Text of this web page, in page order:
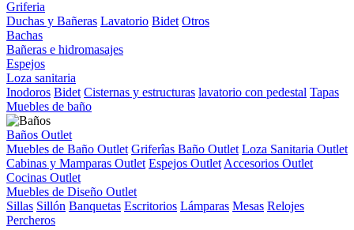
Griferia
Duchas y Bañeras Lavatorio Bidet Otros
Bachas
Bañeras e hidromasajes
Espejos
Loza sanitaria
Inodoros Bidet Cisternas y estructuras lavatorio con pedestal Tapas
Muebles de baño
Baños Outlet
Muebles de Baño Outlet Griferîas Baño Outlet Loza Sanitaria Outlet
Cabinas y Mamparas Outlet Espejos Outlet Accesorios Outlet
Cocinas Outlet
Muebles de Diseño Outlet
Sillas Sillón Banquetas Escritorios Lámparas Mesas Relojes
Percheros